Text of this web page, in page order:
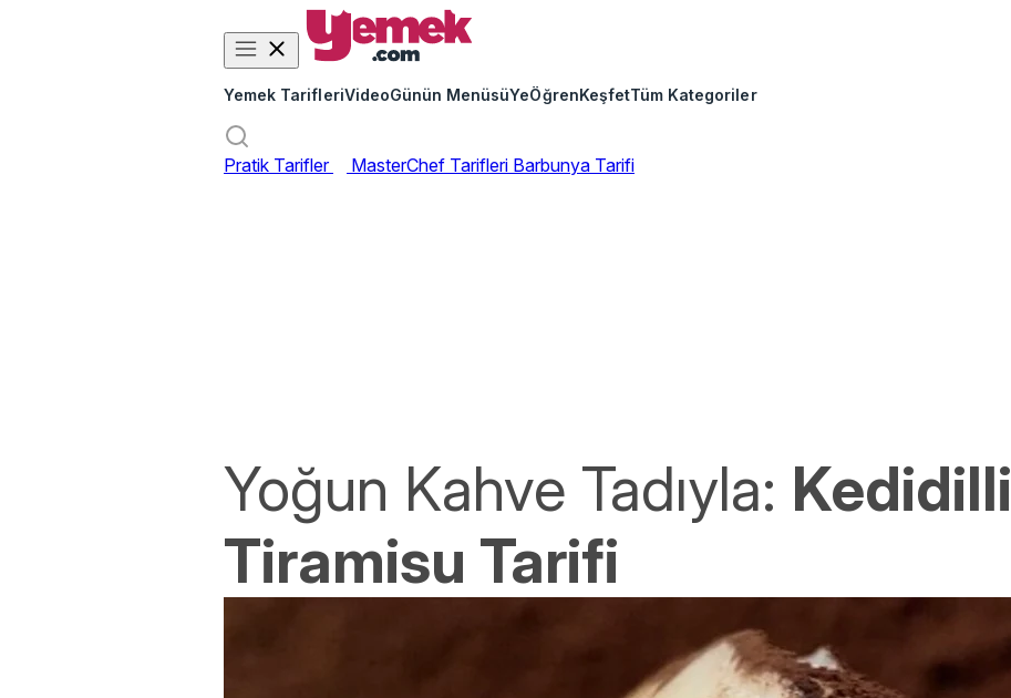
Yemek TarifleriVideoGünün MenüsüYeÖğrenKeşfetTüm Kategoriler
Pratik Tarifler MasterChef Tarifleri Barbunya Tarifi
Yoğun Kahve Tadıyla: Kedidilli
Tiramisu Tarifi